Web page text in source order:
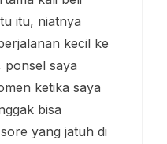
itu, niatnya
kecil ke
ponsel saya
ketika saya
bisa
yang jatuh di